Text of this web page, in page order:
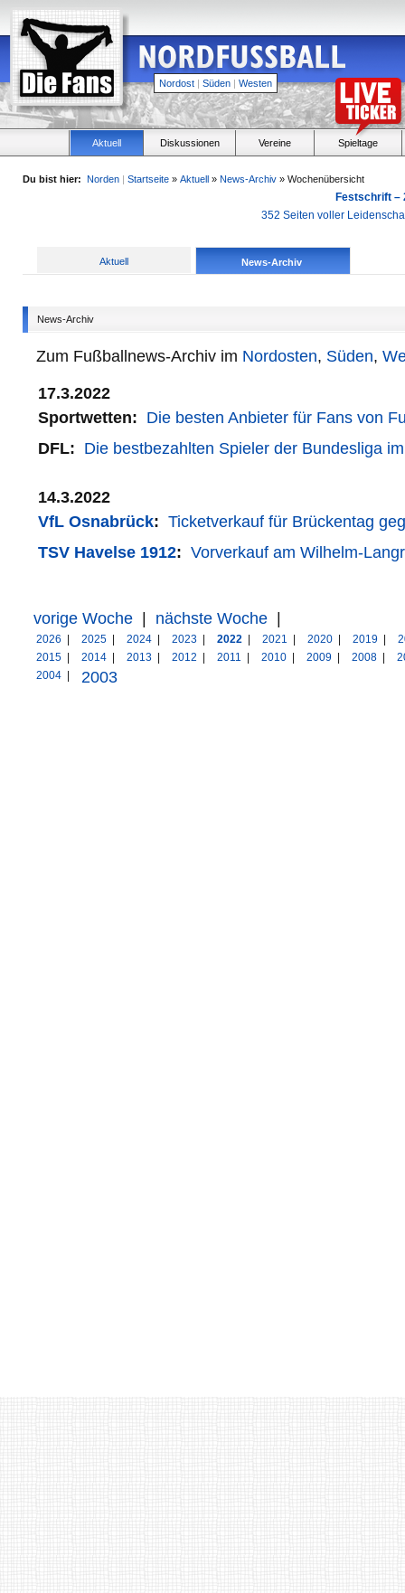
Nordost | Süden | Westen
Aktuell Diskussionen Vereine Spieltage
Du bist hier: Norden | Startseite » Aktuell » News-Archiv » Wochenübersicht
Festschrift –
352 Seiten voller
Aktuell News-Archiv
News-Archiv
Zum Fußballnews-Archiv im Nordosten, Süden,
17.3.2022
Sportwetten: Die besten Anbieter für Fans von
DFL: Die bestbezahlten Spieler der Bundesliga
14.3.2022
VfL Osnabrück: Ticketverkauf für Brückentag
TSV Havelse 1912: Vorverkauf am Wilhelm-
vorige Woche nächste Woche
2026 2025 2024 2023 2022 2021 2020 2019
2015
2014 2013 2012 2011 2010 2009 2008
2004
2003